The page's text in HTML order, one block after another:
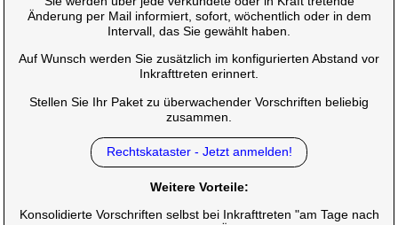
Änderung per Mail informiert, sofort, wöchentlich oder in dem
Intervall, das Sie gewählt haben.
Auf Wunsch werden Sie zusätzlich im konfigurierten Abstand vor
Inkrafttreten erinnert.
Stellen Sie Ihr Paket zu überwachender Vorschriften beliebig
zusammen.
Rechtskataster - Jetzt anmelden!
Weitere Vorteile:
Konsolidierte Vorschriften selbst bei Inkrafttreten "am Tage nach